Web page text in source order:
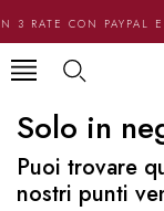
3 RATE CON
Solo in
Puoi trovare
nostri punti